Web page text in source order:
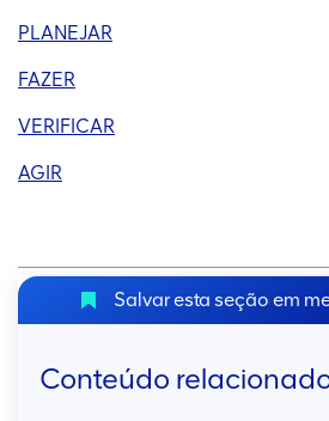
PLANEJAR
FAZER
VERIFICAR
AGIR
Salvar esta seção em
Conteúdo